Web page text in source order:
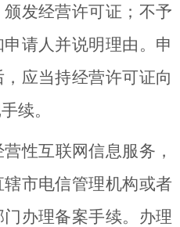
发经营许可证；不予
请人并说明理由。申
应当持经营许可证向
续。
性互联网信息服务，
市电信管理机构或者
办理备案手续。办理